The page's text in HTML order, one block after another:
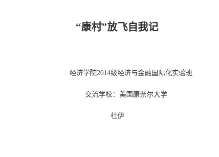
“康村”放飞自我记
经济学院2014级经济与金融国际化实验班
交流学校：美国康奈尔大学
杜伊